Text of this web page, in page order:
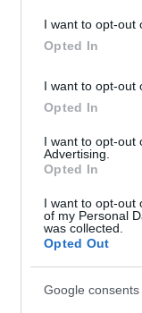
I want to opt-out
Opted In
I want to opt-out
Opted In
I want to opt-out
Advertising.
Opted In
I want to opt-out
of my Personal
was collected.
Opted Out
Google consents